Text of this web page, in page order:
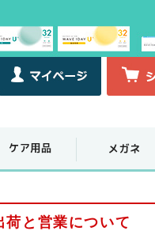
荷と営業について